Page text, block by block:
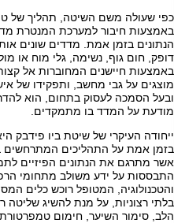
כפי שעולה משם השיטה, תהליך של
באמצעות חיבור למערכת המנטרת
הנתונים בזמן אמת. מדדים שונים
דופק, חום גוף, נשימה, גלי מוח או
באמצעות חיישנים המחוברות אל
מוצגים על גבי מחשב, ותפקידו של
ובעל הסמכה לעסוק בתחום, הוא
מודעת על המדד בו מתמקדים.
ייחודה העיקרי של שיטת ביו פידבק
בזמן אמת על התהליכים המתרחשים
אשר מתרגם את הנתונים הפיזיים
התבססות על ידע משולב מתחומי
והטכנולוגיה, המטופל רוכש כלים
בלתי רצוניות, על מנת להשיג שליטה
הלב, סימור השיער, חימום טמפרטורת